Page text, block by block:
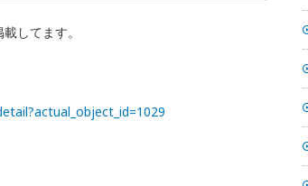
ブログ
してます。